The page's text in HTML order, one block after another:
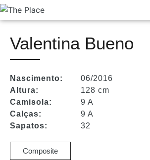
Valentina Bueno
Nascimento:
Altura:
Camisola:
Calças:
Sapatos:
06/2016
128 cm
9 A
9 A
32
Composite